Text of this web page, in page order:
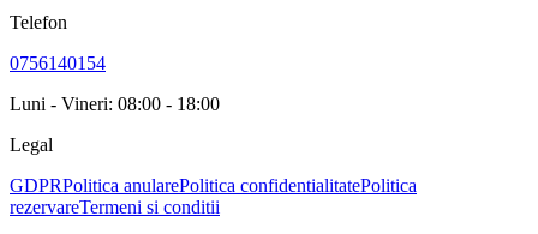
Telefon
0756140154
Luni - Vineri: 08:00 - 18:00
Legal
GDPRPolitica anularePolitica confidentialitatePolitica
rezervareTermeni si conditii